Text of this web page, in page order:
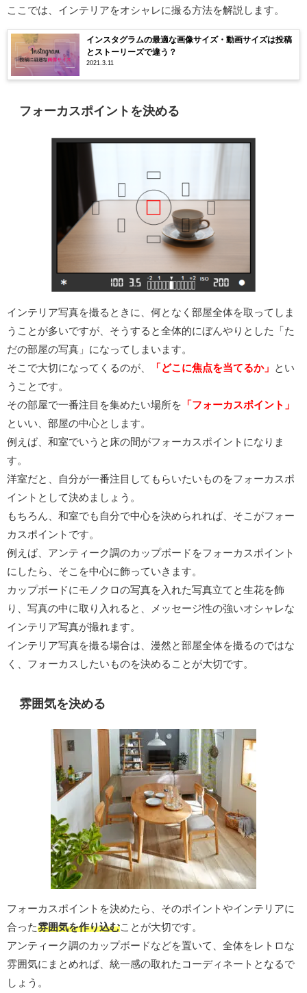
ここでは、インテリアをオシャレに撮る方法を解説します。
インスタグラムの最適な画像サイズ・動画サイズは投稿
とストーリーズで違う？
2021.3.11
フォーカスポイントを決める
インテリア写真を撮るときに、何となく部屋全体を取ってしま
うことが多いですが、そうすると全体的にぼんやりとした「た
だの部屋の写真」になってしまいます。
そこで大切になってくるのが、
「どこに焦点を当てるか」
とい
うことです。
その部屋で一番注目を集めたい場所を 「フォーカスポイント」
といい、部屋の中心とします。
例えば、和室でいうと床の間がフォーカスポイントになりま
す。
洋室だと、自分が一番注目してもらいたいものをフォーカスポ
イントとして決めましょう。
もちろん、和室でも自分で中心を決められれば、そこがフォー
カスポイントです。
例えば、アンティーク調のカップボードをフォーカスポイント
にしたら、そこを中心に飾っていきます。
カップボードにモノクロの写真を入れた写真立てと生花を飾
り、写真の中に取り入れると、メッセージ性の強いオシャレな
インテリア写真が撮れます。
インテリア写真を撮る場合は、漫然と部屋全体を撮るのではな
く、フォーカスしたいものを決めることが大切です。
雰囲気を決める
フォーカスポイントを決めたら、そのポイントやインテリアに
合った雰囲気を作り込むことが大切です。
アンティーク調のカップボードなどを置いて、全体をレトロな
雰囲気にまとめれば、統一感の取れたコーディネートとなるで
しょう。